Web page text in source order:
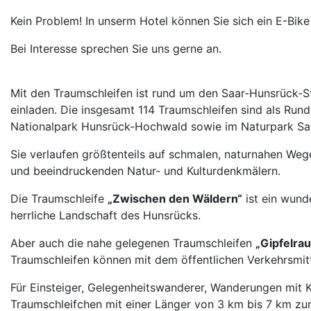
Kein Problem! In unserm Hotel können Sie sich ein E-
Bei Interesse sprechen Sie uns gerne an.
Mit den Traumschleifen ist rund um den Saar-
einladen. Die insgesamt 114 Traumschleifen sind als
Nationalpark Hunsrück-Hochwald sowie im Naturpark
Sie verlaufen größtenteils auf schmalen, naturnahen
und beeindruckenden Natur- und Kulturdenkmälern.
Die Traumschleife „Zwischen den Wäldern“ ist ein
herrliche Landschaft des Hunsrücks.
Aber auch die nahe gelegenen Traumschleifen
Traumschleifen können mit dem öffentlichen
Für Einsteiger, Gelegenheitswanderer, Wanderungen
Traumschleifchen mit einer Länger von 3 km bis 7 km